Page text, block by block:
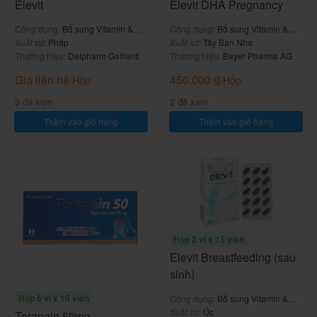
-Bồn chồn.
-Lo lắng.
-Động kinh.
-Mất ngủ.
-Rối loạn tị gi
-Ngứa, nốt đ
-Rối loạn tiểu
tiện.
-Rối loạn xuất
-Viêm tiết niệ
u cấp.
-Rối loạn huy
ết áp.
-Đau ngực/đa
u thắt ngực.
-Thay đổi EC
-Giảm bạch c
ầu.
-Giảm bạch c
ầu trung tính.
u hạt.
Eosin.
-Chảy nước m
iếng.
-Đổ mồ hôi.
-Giảm cân.
Elevit
Công dụng: Bổ sung Vitamin &
khoáng chất
Xuất xứ: Pháp
Thương hiệu: Delpharm Gaillard
Giá liên hệ/Hộp
3 đã xem
Thêm vào giỏ hàng
Elevit DHA Pregnancy
Công dụng: Bổ sung Vitamin &
khoáng chất
Xuất xứ: Tây Ban Nha
Thương hiệu: Bayer Pharma AG
450.000 ₫/Hộp
2 đã xem
Thêm vào giỏ hàng
Hộp 6 vỉ x 10 viên
Hộp 2 vỉ x 15 viên
Elevit Breastfeeding (sau
sinh)
Công dụng: Bổ sung Vitamin &
khoáng chất
Xuất xứ: Úc